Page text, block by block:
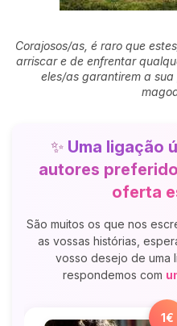
Corajosos/as, é raro que
arriscar e de enfrentar
eles/as garantirem a
✨ Uma ligação
autores
oferta
São muitos os que nos
as vossas histórias,
vosso desejo de uma
respondemos com
1€